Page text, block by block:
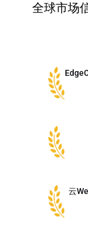
全球市场
云